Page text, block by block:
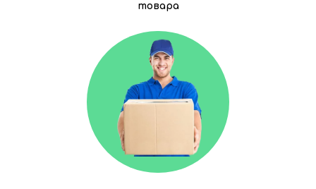
товара